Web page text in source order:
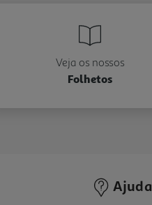
Veja os nossos
Folhetos
Ajuda